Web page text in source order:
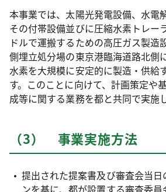
本事業では、太陽光発電設備、水電
その付帯設備並びに圧縮水素トレー
ドルで運搬するための高圧ガス製造
側埋立処分場の東京港臨海道路北側
水素を大規模に安定的に製造・供給
す。このことに向けて、計画策定や
成等に関する業務を都と共同で実施
（3） 事業実施方法
提出された提案書及び審査会当日
ンを基に、都が設置する審査委員